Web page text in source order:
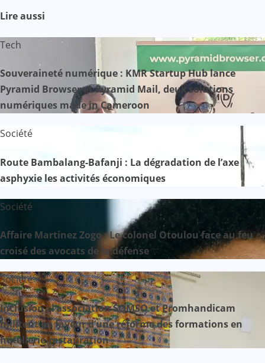
Lire aussi
Tech
Souveraineté numérique : KMR Startup Hub lance
Pyramid Browser et Pyramid Mail, deux solutions
numériques made in Cameroon
Société
Route Bambalang-Bafanji : La dégradation de l’axe
asphyxie les activités économiques
Société
Affaire Martinez Zogo : Le colonel Otoulou face au feu
croisé des avocats de la défense
Société
Inclusion : l’association SOMSO et Promhandicam
militent en faveur d’une réforme des formations en
hôtellerie-restauration